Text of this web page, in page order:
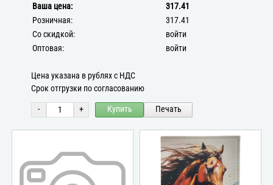
Ваша цена:
317.41
Розничная:
317.41
Со скидкой:
войти
Оптовая:
войти
Цена указана в рублях с НДС
Срок отгрузки по согласованию
- + Купить Печать